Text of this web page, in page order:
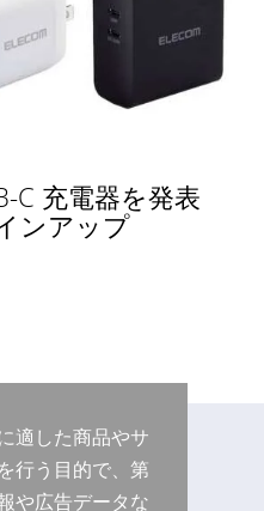
C 充電器を発表
ンアップ
適した商品やサ
行う目的で、第
や広告データな